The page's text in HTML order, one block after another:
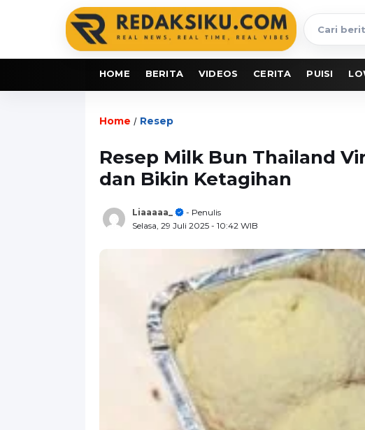
Cari
berita
HOME BERITA VIDEOS CERITA PUISI
Home / Resep
Resep Milk Bun Thailand
dan Bikin Ketagihan
Liaaaaa_
- Penulis
Selasa, 29 Juli 2025 - 10:42 WIB